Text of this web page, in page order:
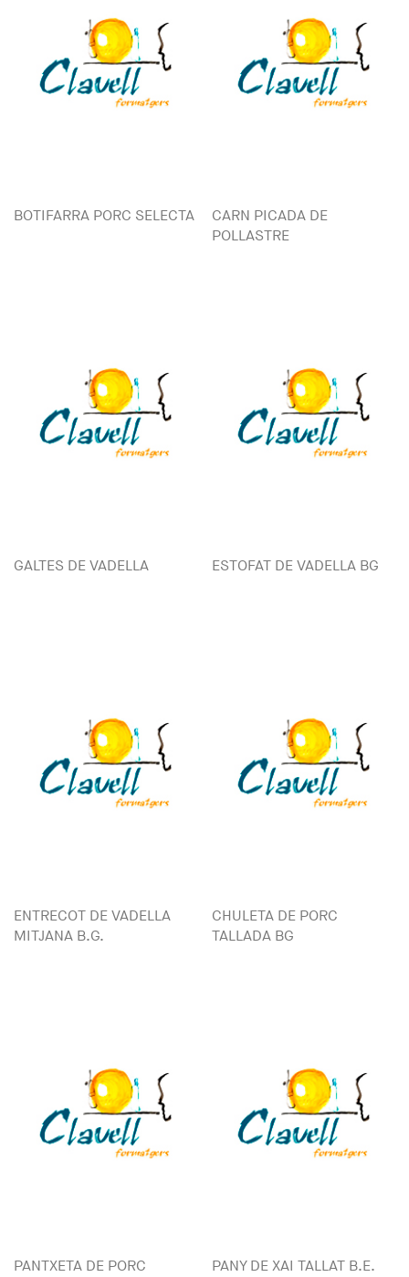
BOTIFARRA PORC SELECTA
CARN PICADA DE
POLLASTRE
GALTES DE VADELLA ESTOFAT DE VADELLA BG
ENTRECOT DE VADELLA
MITJANA B.G.
CHULETA DE PORC
TALLADA BG
PANTXETA DE PORC
PANY DE XAI TALLAT B.E.